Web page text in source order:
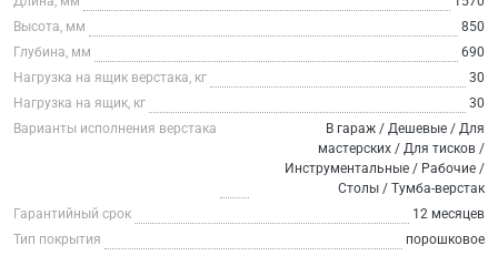
Высота, мм
850
Глубина, мм
690
Нагрузка на ящик верстака, кг
30
Нагрузка на ящик, кг
30
Варианты исполнения верстака
В гараж / Дешевые / Для
мастерских / Для тисков /
Инструментальные / Рабочие /
Столы / Тумба-верстак
Гарантийный срок
12 месяцев
Тип покрытия
порошковое